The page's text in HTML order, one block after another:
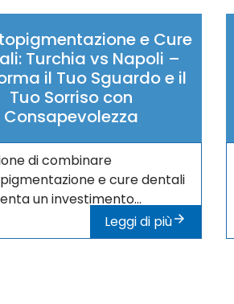
e Cure
Turchia vs Napoli –
il Tuo Sguardo e il
Tuo Sorriso con
Consapevolezza
di combinare
e cure dentali
un investimento...
Leggi di più